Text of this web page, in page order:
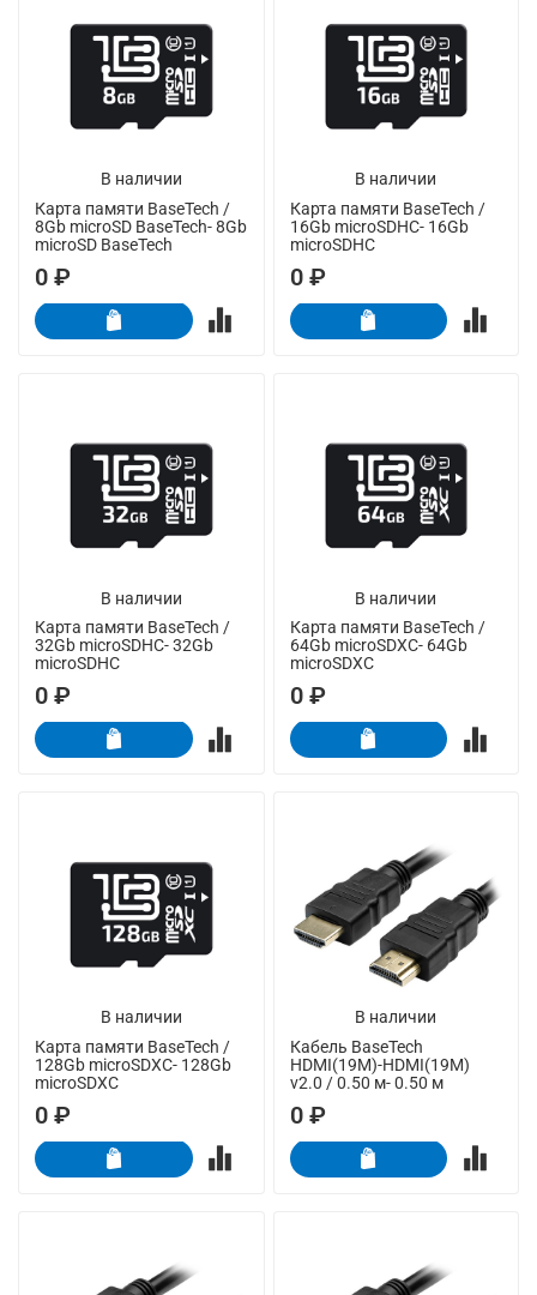
В наличии
Карта памяти BaseTech /
8Gb microSD BaseTech- 8Gb
microSD BaseTech
0 ₽
В наличии
Карта памяти BaseTech /
16Gb microSDHC- 16Gb
microSDHC
0 ₽
В наличии
Карта памяти BaseTech /
32Gb microSDHC- 32Gb
microSDHC
0 ₽
В наличии
Карта памяти BaseTech /
64Gb microSDXC- 64Gb
microSDXC
0 ₽
В наличии
Карта памяти BaseTech /
128Gb microSDXC- 128Gb
microSDXC
0 ₽
В наличии
Кабель BaseTech
HDMI(19M)-HDMI(19M)
v2.0 / 0.50 м- 0.50 м
0 ₽